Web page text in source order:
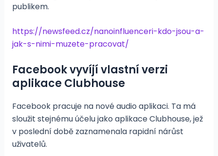
publikem.
https://newsfeed.cz/nanoinfluenceri-kdo-jsou-a-
jak-s-nimi-muzete-pracovat/
Facebook vyvíjí vlastní verzi
aplikace Clubhouse
Facebook pracuje na nové audio aplikaci. Ta má
sloužit stejnému účelu jako aplikace Clubhouse, jež
v poslední době zaznamenala rapidní nárůst
uživatelů.